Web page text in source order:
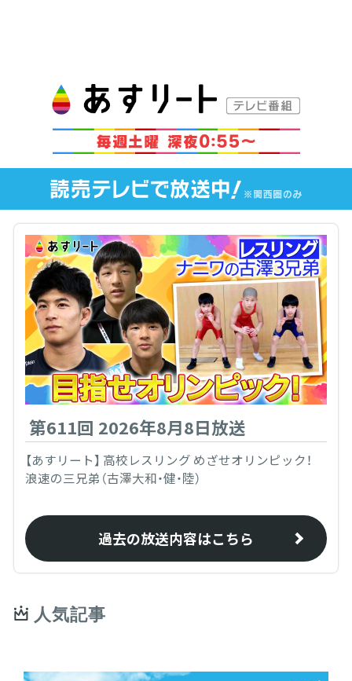
第611回 2026年8月8日放送
【あすリート】 高校レスリング めざせオリンピック！
浪速の三兄弟（古澤大和・健・陸）
過去の放送内容はこちら
人気記事